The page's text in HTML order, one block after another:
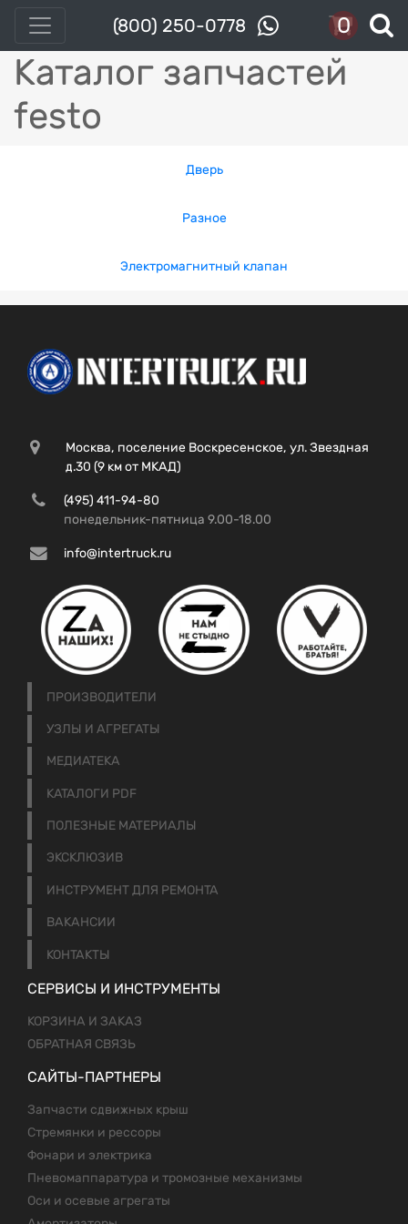
(800) 250-0778 0
Каталог запчастей
festo
Дверь
Разное
Электромагнитный клапан
Москва, поселение Воскресенское, ул. Звездная
д.30 (9 км от МКАД)
(495) 411-94-80
понедельник-пятница 9.00-18.00
info@intertruck.ru
ПРОИЗВОДИТЕЛИ
УЗЛЫ И АГРЕГАТЫ
МЕДИАТЕКА
КАТАЛОГИ PDF
ПОЛЕЗНЫЕ МАТЕРИАЛЫ
ЭКСКЛЮЗИВ
ИНСТРУМЕНТ ДЛЯ РЕМОНТА
ВАКАНСИИ
КОНТАКТЫ
СЕРВИСЫ И ИНСТРУМЕНТЫ
КОРЗИНА И ЗАКАЗ
ОБРАТНАЯ СВЯЗЬ
САЙТЫ-ПАРТНЕРЫ
Запчасти сдвижных крыш
Стремянки и рессоры
Фонари и электрика
Пневомаппаратура и тромозные механизмы
Оси и осевые агрегаты